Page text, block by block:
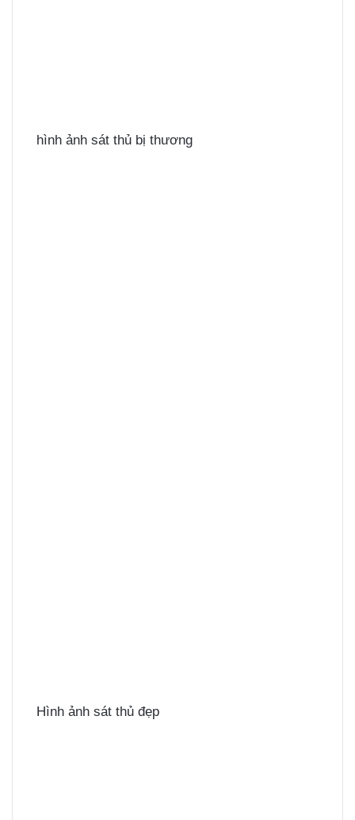
hình ảnh sát thủ bị thương
Hình ảnh sát thủ đẹp